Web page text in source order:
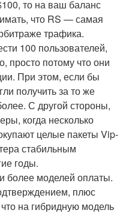
то на ваш баланс
что RS — самая
трафика.
100 пользователей,
просто потому что они
При этом, если бы
получить за то же
С другой стороны,
когда несколько
целые пакеты Vip-
стабильным
годы.
более моделей оплаты.
плюс
на гибридную модель